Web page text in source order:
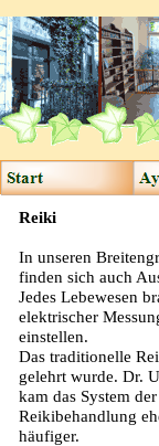
Reiki
In unseren
finden sich auch
Jedes Lebewesen
elektrischer
einstellen.
Das traditionelle
gelehrt wurde. Dr.
kam das System
Reikibehandlung
häufiger.